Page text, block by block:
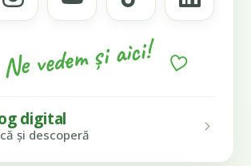
Ne vedem și aici!
digital
și descoperă